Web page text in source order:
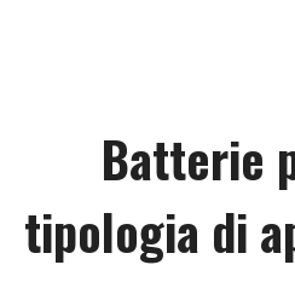
Batterie
tipologia di